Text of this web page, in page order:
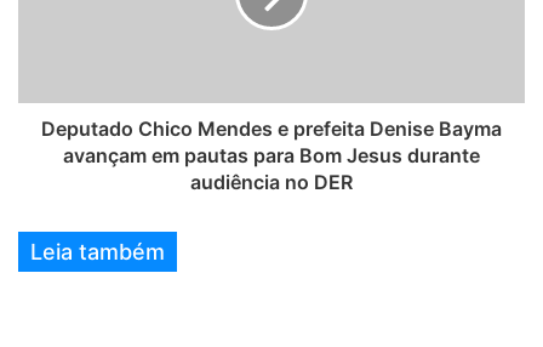
Deputado Chico Mendes e prefeita Denise Bayma
avançam em pautas para Bom Jesus durante
audiência no DER
Leia também